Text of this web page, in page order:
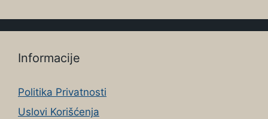
Informacije
Politika Privatnosti
Uslovi Korišćenja